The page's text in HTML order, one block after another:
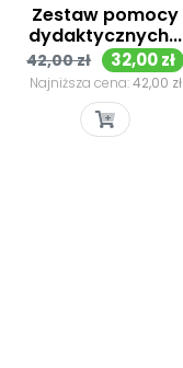
Zestaw pomocy
dydaktycznych...
Cena
podstawowa
42,00 zł Cena
32,00 zł
Najniższa cena:42,00 zł
Szybki podgląd